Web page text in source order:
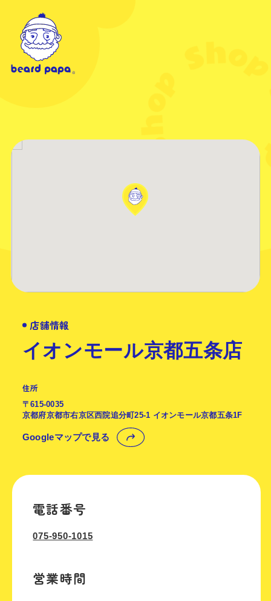
店舗情報
イオンモール京都五条店
住所
〒615-0035
京都府京都市右京区西院追分町25-1 イオンモール京都五条1F
Googleマップで見る
電話番号
075-950-1015
営業時間